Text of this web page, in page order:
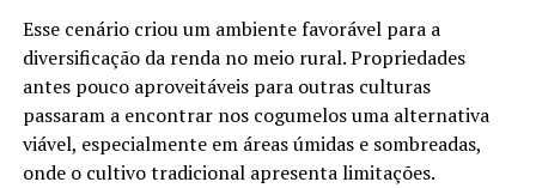
Esse cenário criou um ambiente favorável para a
diversificação da renda no meio rural. Propriedades
antes pouco aproveitáveis para outras culturas
passaram a encontrar nos cogumelos uma alternativa
viável, especialmente em áreas úmidas e sombreadas,
onde o cultivo tradicional apresenta limitações.